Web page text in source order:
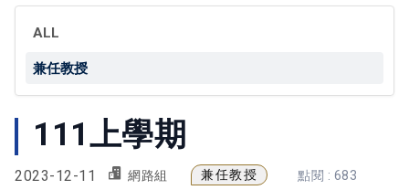
ALL
兼任教授
111上學期
2023-12-11 網路組 兼任教授 點閱 : 683